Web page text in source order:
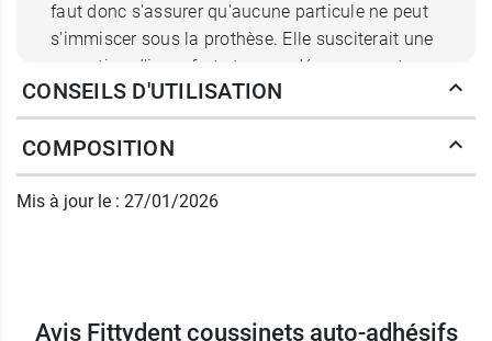
faut donc s'assurer qu'aucune particule ne peut
s'immiscer sous la prothèse. Elle susciterait une
sensation d'inconfort et, en se décomposant,
générerait une mauvaise haleine.
Le pouvoir fixant des coussinets de Fittydent
professional évite efficacement les risques
d'irritation dus aux frottements de la prothèse.
CONSEILS D'UTILISATION
COMPOSITION
Mis à jour le : 27/01/2026
Avis Fittydent coussinets auto-adhésifs